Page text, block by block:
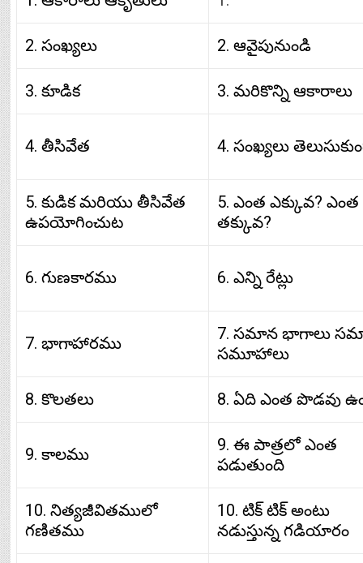
2. సంఖ్యలు 2. ఆవైపునుండి
3. కూడిక 3. మరికొన్ని ఆకారాలు
4. తీసివేత 4. సంఖ్యలు
5. కుడిక మరియు తీసివేత
ఉపయోగించుట
5. ఎంత ఎక్కువ? ఎంత
తక్కువ?
6. గుణకారము 6. ఎన్ని రేట్లు
7. భాగాహారము
7. సమాన భాగాలు
సమూహాలు
8. కొలతలు 8. ఏది ఎంత పొడవు
9. కాలము
9. ఈ పాత్రలో ఎంత
పడుతుంది
10. నిత్యజీవితములో
గణితము
10. టిక్ టిక్ అంటు
నడుస్తున్న గడియారం